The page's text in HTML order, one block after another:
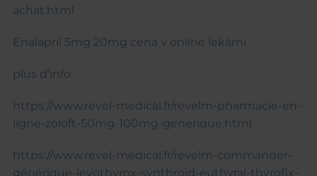
achat.html
Enalapril 5mg 20mg cena v online lekárni
plus d’info
https://www.revel-medical.fr/revelm-pharmacie-en-
ligne-zoloft-50mg-100mg-generique.html
https://www.revel-medical.fr/revelm-commander-
générique-levothyrox-synthroid-euthyral-thyrofix-